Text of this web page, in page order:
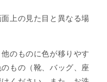
上の見た目と異なる場
のものに色が移りやす
もの（靴、バッグ、座